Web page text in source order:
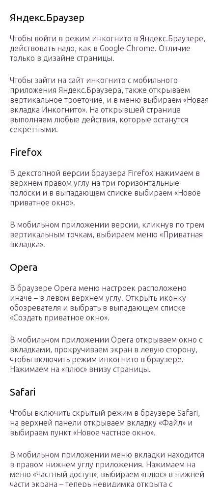
Яндекс.Браузер
Чтобы войти в режим инкогнито в Яндекс.Браузере,
действовать надо, как в Google Chrome. Отличие
только в дизайне страницы.
Чтобы зайти на сайт инкогнито с мобильного
приложения Яндекс.Браузера, также открываем
вертикальное троеточие, и в меню выбираем «Новая
вкладка Инкогнито». На открывшей странице
выполняем любые действия, которые останутся
секретными.
Firefox
В декстопной версии браузера Firefox нажимаем в
верхнем правом углу на три горизонтальные
полоски и в выпадающем списке выбираем «Новое
приватное окно».
В мобильном приложении версии, кликнув по трем
вертикальным точкам, выбираем меню «Приватная
вкладка».
Opera
В браузере Opera меню настроек расположено
иначе – в левом верхнем углу. Открыть иконку
обозревателя и выбрать в выпадающем списке
«Создать приватное окно».
В мобильном приложении Opera открываем окно с
вкладками, прокручиваем экран в левую сторону,
чтобы включить режим инкогнито в браузере.
Нажимаем на «плюс» внизу страницы.
Safari
Чтобы включить скрытый режим в браузере Safari,
на верхней панели открываем вкладку «Файл» и
выбираем пункт «Новое частное окно».
В мобильном приложении меню вкладки находится
в правом нижнем углу приложения. Нажимаем на
меню «Частный доступ», выбираем «плюс» в нижней
части экрана – теперь невидимка открыта с